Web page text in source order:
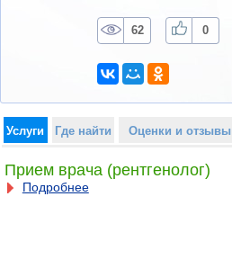
62 0
Услуги Где найти Оценки и отзывы
Прием врача (рентгенолог)
Подробнее